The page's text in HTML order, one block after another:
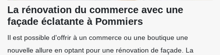
La rénovation du commerce avec une
façade éclatante à Pommiers
Il est possible d'offrir à un commerce ou une boutique une
nouvelle allure en optant pour une rénovation de façade. La